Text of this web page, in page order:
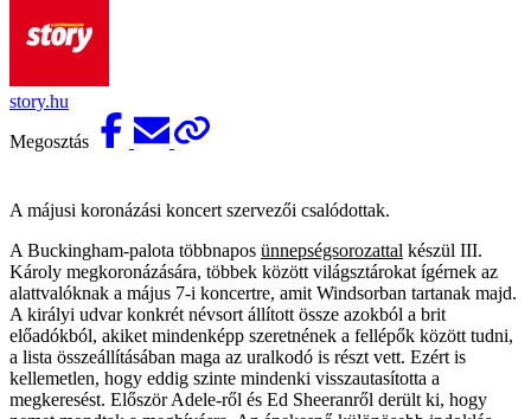
story.hu
Megosztás
A májusi koronázási koncert szervezői csalódottak.
A Buckingham-palota többnapos ünnepségsorozattal készül III.
Károly megkoronázására, többek között világsztárokat ígérnek az
alattvalóknak a május 7-i koncertre, amit Windsorban tartanak majd.
A királyi udvar konkrét névsort állított össze azokból a brit
előadókból, akiket mindenképp szeretnének a fellépők között tudni,
a lista összeállításában maga az uralkodó is részt vett. Ezért is
kellemetlen, hogy eddig szinte mindenki visszautasította a
megkeresést. Először Adele-ről és Ed Sheeranről derült ki, hogy